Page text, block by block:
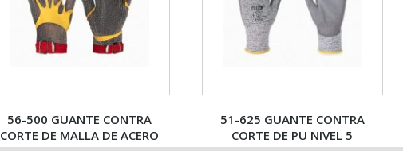
56-500 GUANTE CONTRA
CORTE DE MALLA DE ACERO
51-625 GUANTE CONTRA
CORTE DE PU NIVEL 5